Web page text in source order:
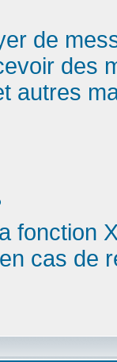
de
des
autres
fonction
cas de